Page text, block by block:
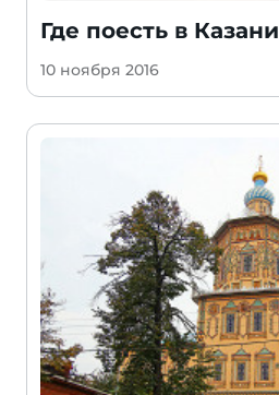
Где поесть в Казани
10 ноября 2016